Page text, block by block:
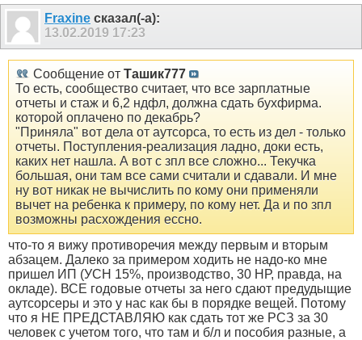
Fraxine сказал(-а):
13.02.2019 17:23
Сообщение от Ташик777
То есть, сообщество считает, что все зарплатные
отчеты и стаж и 6,2 ндфл, должна сдать бухфирма.
которой оплачено по декабрь?
"Приняла" вот дела от аутсорса, то есть из дел - только
отчеты. Поступления-реализация ладно, доки есть,
каких нет нашла. А вот с зпл все сложно... Текучка
большая, они там все сами считали и сдавали. И мне
ну вот никак не вычислить по кому они применяли
вычет на ребенка к примеру, по кому нет. Да и по зпл
возможны расхождения ессно.
что-то я вижу противоречия между первым и вторым
абзацем. Далеко за примером ходить не надо-ко мне
пришел ИП (УСН 15%, производство, 30 НР, правда, на
окладе). ВСЕ годовые отчеты за него сдают предудыщие
аутсорсеры и это у нас как бы в порядке вещей. Потому
что я НЕ ПРЕДСТАВЛЯЮ как сдать тот же РСЗ за 30
человек с учетом того, что там и б/л и пособия разные, а